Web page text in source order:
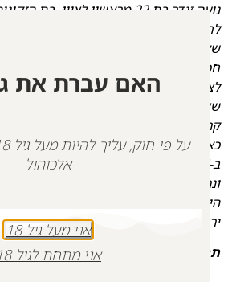
נועה זנדר בת 22 מראשון לציון, בת הזקונים של עמית ומלי, אחות
לחן, גל ויובל. נועה היתה קרן שמש בעולם
שאליו הגיעה, תמיד עם חיוך רחב, טעם
חכמה, קללה עסיסית ואנרגיות ממכרות.
לצחוק, לעבוד קשה, להשיג מטרות
שצריך ולקבל את האחר. לקבוצת
קראה "זה הזמן לתת בראש" והאמינה
כאילו אין מחר.
ב-7 באוקטובר נועה יצאה לחגוג את
ונרצחה על ידי מחבלי חמאס במיגונית
היין הזה נולד מתוך געגוע ואנחנו
ירגיש לרגע את נועה שלנו.
תרימו כוס לזכרה – לחיים טובים
האם עברת את גיל
אלכוהול
אני מעל גיל 18
אני מתחת לגיל 18